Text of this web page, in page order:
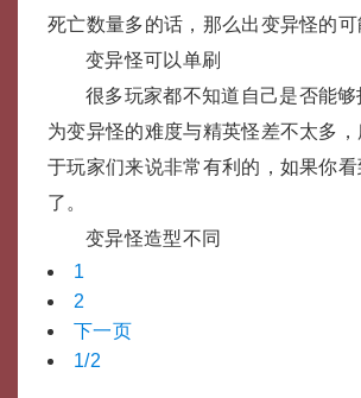
死亡数量多的话，那么出变异怪的
变异怪可以单刷
很多玩家都不知道自己是否能
为变异怪的难度与精英怪差不太多
于玩家们来说非常有利的，如果你
了。
变异怪造型不同
1
2
下一页
1/2